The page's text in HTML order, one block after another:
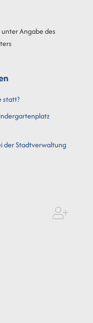
unter Angabe des
statt?
der Stadtverwaltung